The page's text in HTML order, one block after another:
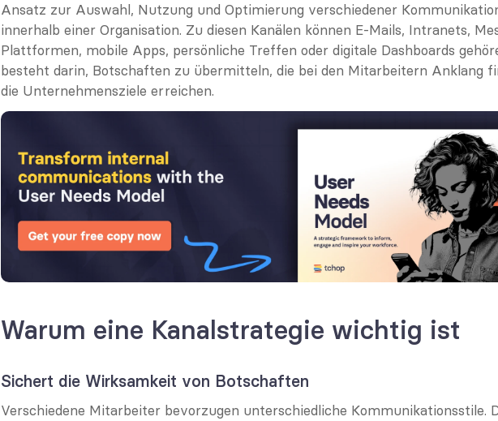
Ansatz zur Auswahl, Nutzung und Optimierung verschiedener
innerhalb einer Organisation. Zu diesen Kanälen können E-Mails, Intranets,
Plattformen, mobile Apps, persönliche Treffen oder digitale Dashboards
besteht darin, Botschaften zu übermitteln, die bei den Mitarbeitern Anklang
die Unternehmensziele erreichen.
Warum eine Kanalstrategie wichtig ist
Sichert die Wirksamkeit von Botschaften
Verschiedene Mitarbeiter bevorzugen unterschiedliche Kommunikationsstile.